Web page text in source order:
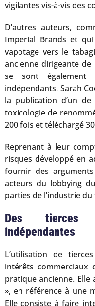
vigilantes vis-à-vis des
D’autres auteurs,
Imperial Brands et
vapotage vers le
ancienne dirigeante de
se sont également
indépendants. Sarah
la publication d’un
toxicologie de
200 fois et téléchargé
Reprenant à leur
risques développé en
fournir des
acteurs du lobbying
parties de l’industrie du
Des tierces
indépendantes
L’utilisation de
intérêts commerciaux
pratique ancienne.
», en référence à une
Elle consiste à faire